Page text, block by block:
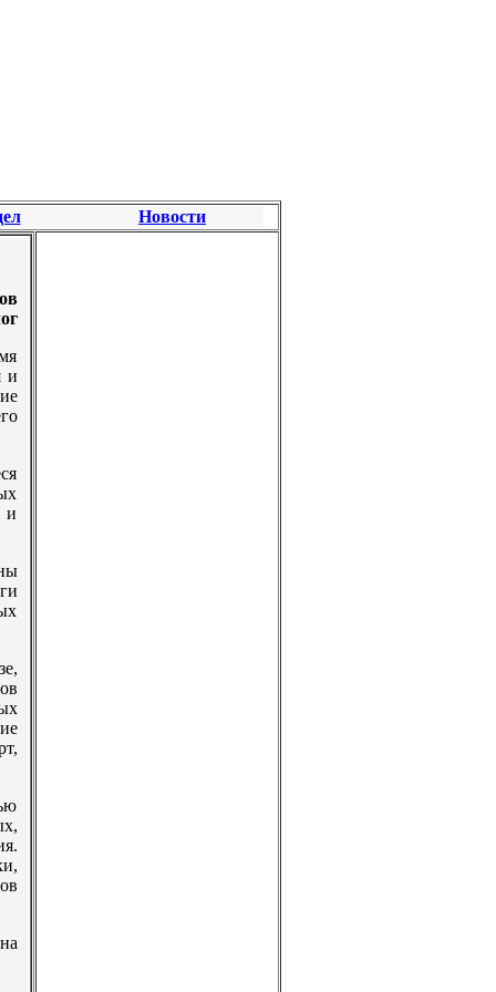
Новости
и
и